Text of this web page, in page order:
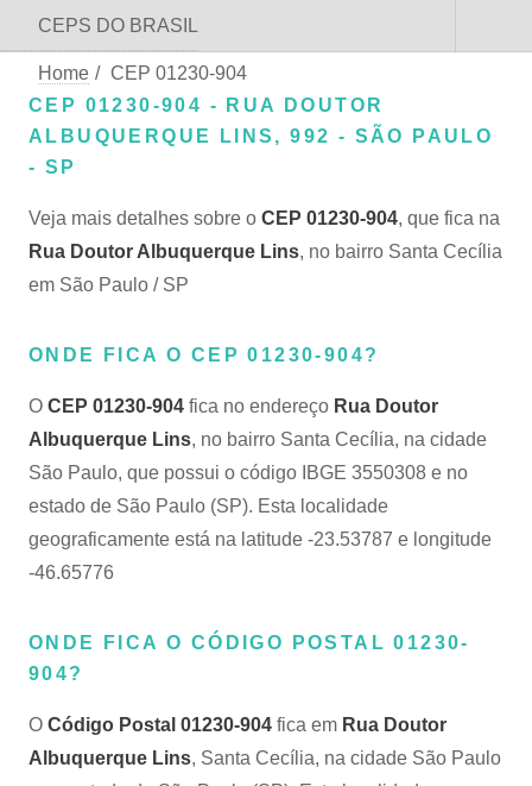
CEPS DO BRASIL
Home / CEP 01230-904
CEP 01230-904 - RUA DOUTOR
ALBUQUERQUE LINS, 992 - SÃO PAULO
- SP
Veja mais detalhes sobre o CEP 01230-904, que fica na
Rua Doutor Albuquerque Lins, no bairro Santa Cecília
em São Paulo / SP
ONDE FICA O CEP 01230-904?
O CEP 01230-904 fica no endereço Rua Doutor
Albuquerque Lins, no bairro Santa Cecília, na cidade
São Paulo, que possui o código IBGE 3550308 e no
estado de São Paulo (SP). Esta localidade
geograficamente está na latitude -23.53787 e longitude
-46.65776
ONDE FICA O CÓDIGO POSTAL 01230-
904?
O Código Postal 01230-904 fica em Rua Doutor
Albuquerque Lins, Santa Cecília, na cidade São Paulo